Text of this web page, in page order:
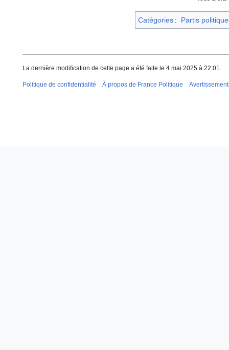
Catégories : Partis
La dernière modification de cette page a été faite le 4 mai 2025 à 22:01.
Politique de confidentialité À propos de France Politique